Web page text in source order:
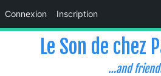
Connexion Inscription
Le Son de chez
…and